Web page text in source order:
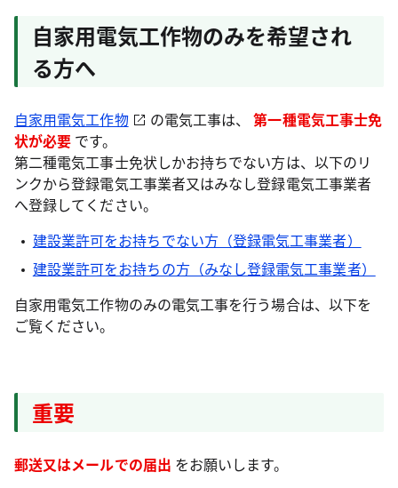
自家用電気工作物のみを希望され
る方へ
自家用電気工作物 の電気工事は、
第一種電気工事士免
状が必要 です。
第二種電気工事士免状しかお持ちでない方は、以下のリ
ンクから登録電気工事業者又はみなし登録電気工事業者
へ登録してください。
建設業許可をお持ちでない方（登録電気工事業者）
建設業許可をお持ちの方（みなし登録電気工事業者）
自家用電気工作物のみの電気工事を行う場合は、以下を
ご覧ください。
重要
郵送又はメールでの届出 をお願いします。